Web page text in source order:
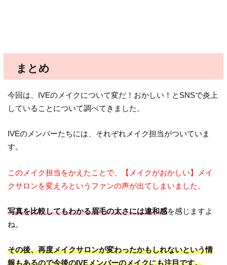
まとめ
今回は、IVEのメイクについて変だ！おかしい！とSNSで炎上
していることについて調べてきました。
IVEのメンバーたちには、それぞれメイク担当がついていま
す。
このメイク担当をかえたことで、【メイクがおかしい】メイ
クサロンを変えろというファンの声が出てしまいました。
写真を比較してもわかる眉毛の太さには違和感を感じますよ
ね。
その後、再度メイクサロンが変わったかもしれないという情
報もあるので今後のIVEメンバーのメイクにも注目です。